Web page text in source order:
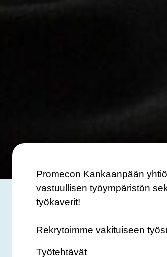
Promecon Kankaanpään
vastuullisen työympäristön
työkaverit!
Rekrytoimme vakituiseen
Työtehtävät